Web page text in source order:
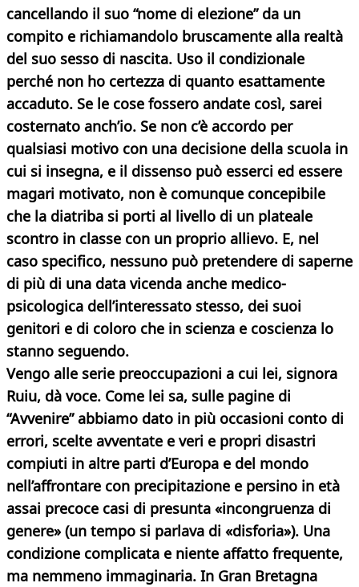
cancellando il suo “nome di elezione” da un
compito e richiamandolo bruscamente alla realtà
del suo sesso di nascita. Uso il condizionale
perché non ho certezza di quanto esattamente
accaduto. Se le cose fossero andate così, sarei
costernato anch’io. Se non c’è accordo per
qualsiasi motivo con una decisione della scuola in
cui si insegna, e il dissenso può esserci ed essere
magari motivato, non è comunque concepibile
che la diatriba si porti al livello di un plateale
scontro in classe con un proprio allievo. E, nel
caso specifico, nessuno può pretendere di saperne
di più di una data vicenda anche medico-
psicologica dell’interessato stesso, dei suoi
genitori e di coloro che in scienza e coscienza lo
stanno seguendo.
Vengo alle serie preoccupazioni a cui lei, signora
Ruiu, dà voce. Come lei sa, sulle pagine di
“Avvenire” abbiamo dato in più occasioni conto di
errori, scelte avventate e veri e propri disastri
compiuti in altre parti d’Europa e del mondo
nell’affrontare con precipitazione e persino in età
assai precoce casi di presunta «incongruenza di
genere» (un tempo si parlava di «disforia»). Una
condizione complicata e niente affatto frequente,
ma nemmeno immaginaria. In Gran Bretagna